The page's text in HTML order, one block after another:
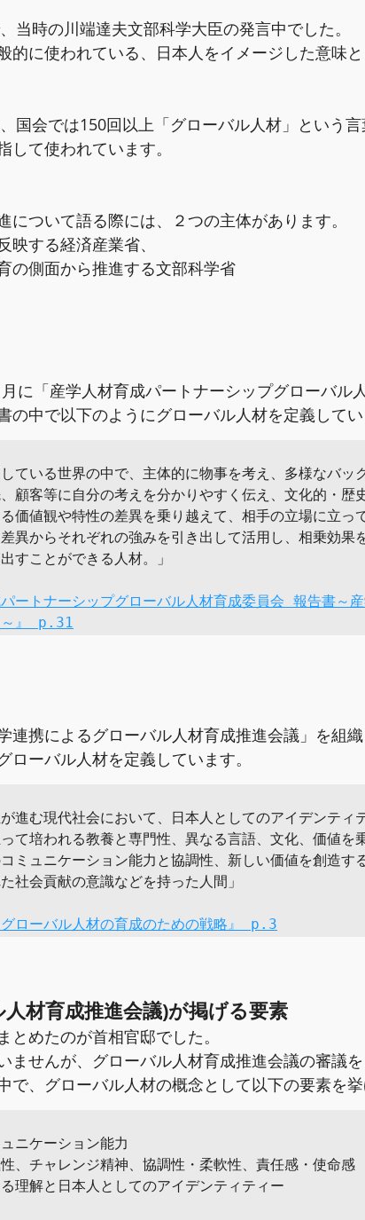
当時の川端達夫文部科学大臣の発言中でした。
的に使われている、日本人をイメージした意味
国会では150回以上「グローバル人材」という
て使われています。
について語る際には、２つの主体があります。
映する経済産業省、
の側面から推進する文部科学省
に「産学人材育成パートナーシップグローバル
の中で以下のようにグローバル人材を定義して
している世界の中で、主体的に物事を考え、多様なバッ
顧客等に自分の考えを分かりやすく伝え、文化的・歴
価値観や特性の差異を乗り越えて、相手の立場に立っ
異からそれぞれの強みを引き出して活用し、相乗効果
すことができる人材。」
パートナーシップグローバル人材育成委員会 報告書～
～』 p.31
連携によるグローバル人材育成推進会議」を組
ーバル人材を定義しています。
が進む現代社会において、日本人としてのアイデンティ
て培われる教養と専門性、異なる言語、文化、価値を
ミュニケーション能力と協調性、新しい価値を創造す
社会貢献の意識などを持った人間」
グローバル人材の育成のための戦略』 p.3
材育成推進会議)が掲げる要素
めたのが首相官邸でした。
ませんが、グローバル人材育成推進会議の審議
で、グローバル人材の概念として以下の要素を
ニケーション能力
、チャレンジ精神、協調性・柔軟性、責任感・使命感
理解と日本人としてのアイデンティティー